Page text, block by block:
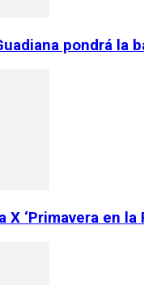
pondrá la
X ‘Primavera en la